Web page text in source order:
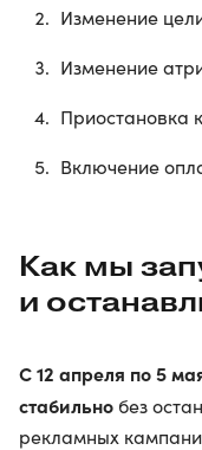
Изменение
Изменение
Приостановка
Включение
Как мы
и
С 12 апреля по 5
стабильно без
рекламных